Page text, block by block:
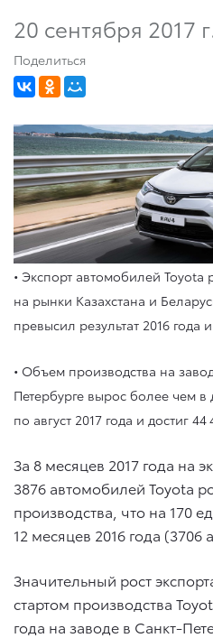
20 сентября 2017
Поделиться
• Экспорт автомобилей Toyota
на рынки Казахстана и
превысил результат 2016 года
• Объем производства на
Петербурге вырос более чем
по август 2017 года и достиг
За 8 месяцев 2017 года на
3876 автомобилей Toyota
производства, что на 170
12 месяцев 2016 года (3706
Значительный рост
стартом производства
года на заводе в Санкт-